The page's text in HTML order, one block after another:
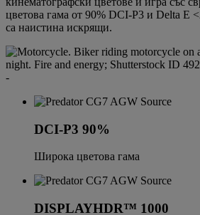
цветова гама от 90% DCI-P3 и Delta E
са наистина искрящи.
DCI-P3 90%
Широка цветова гама
DISPLAYHDR™ 1000